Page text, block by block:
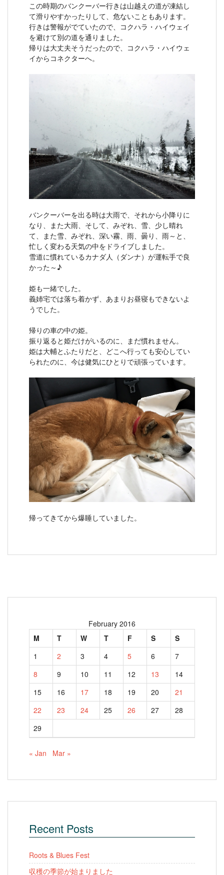
この時期のバンクーバー行きは山越えの道が凍結し
て滑りやすかったりして、危ないこともあります。
行きは警報がでていたので、コクハラ・ハイウェイ
を避けて別の道を通りました。
帰りは大丈夫そうだったので、コクハラ・ハイウェ
イからコネクターへ。
バンクーバーを出る時は大雨で、それから小降りに
なり、また大雨、そして、みぞれ、雪、少し晴れ
て、また雪、みぞれ、深い霧、雨、曇り、雨～と、
忙しく変わる天気の中をドライブしました。
雪道に慣れているカナダ人（ダンナ）が運転手で良
かった～♪
姫も一緒でした。
義姉宅では落ち着かず、あまりお昼寝もできないよ
うでした。
帰りの車の中の姫。
振り返ると姫だけがいるのに、まだ慣れません。
姫は大輔とふたりだと、どこへ行っても安心してい
られたのに、今は健気にひとりで頑張っています。
帰ってきてから爆睡していました。
February 2016
M
T W T F S
S
1
2 3 4 5 6
7
8
9 10 11 12 13
14
15
16 17 18 19 20
21
22
23 24 25 26 27
28
29
« Jan Mar »
Recent Posts
Roots & Blues Fest
収穫の季節が始まりました